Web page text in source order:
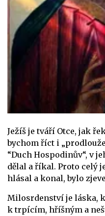
Ježíš je tváří Otce, jak
bychom říct i
“Duch Hospodinův“, v
dělal a říkal. Proto celý
hlásal a konal, bylo
Milosrdenství je láska,
k trpícím, hříšným a